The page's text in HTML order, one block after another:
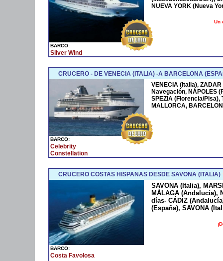
BARCO:
Silver Wind
NUEVA YORK (Nueva
Un
CRUCERO - DE VENECIA (ITALIA) -A BARCELONA
BARCO:
Celebrity
Constellation
VENECIA (Italia),
Navegación, NÁPOLES
SPEZIA (Florencia/Pisa),
MALLORCA,
CRUCERO COSTAS HISPANAS DESDE SAVONA (ITALIA)
BARCO:
Costa Favolosa
SAVONA (Italia),
MÁLAGA (Andalucía),
días- CÁDIZ
(España), SAVONA